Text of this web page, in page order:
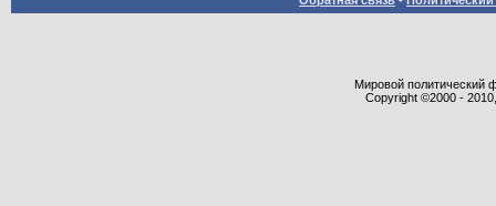
Мировой политический
Copyright ©2000 -